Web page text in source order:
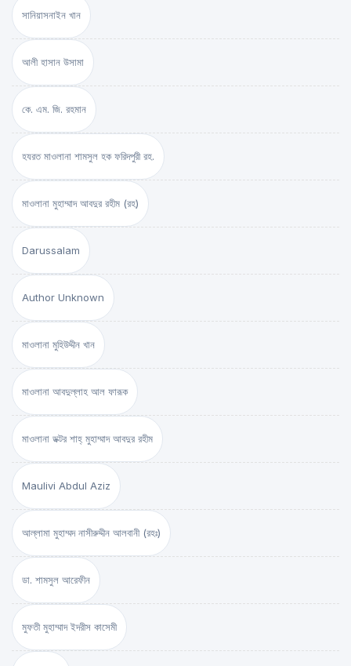
সানিয়াসনাইন খান
আলী হাসান উসামা
কে. এম. জি. রহমান
হযরত মাওলানা শামসুল হক ফরিদপুরী রহ.
মাওলানা মুহাম্মাদ আবদুর রহীম (রহ)
Darussalam
Author Unknown
মাওলানা মুহিউদ্দীন খান
মাওলানা আবদুল্লাহ আল ফারূক
মাওলানা ডক্টর শাহ্‌ মুহাম্মাদ আবদুর রহীম
Maulivi Abdul Aziz
আল্লামা মুহাম্মদ নাসীরুদ্দীন আলবানী (রহঃ)
ডা. শামসুল আরেফীন
মুফতী মুহাম্মাদ ইদরীস কাসেমী